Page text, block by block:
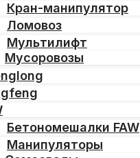
Кран-манипулятор
Ломовоз
Мультилифт
Мусоровозы
Бетономешалки FAW
Манипуляторы